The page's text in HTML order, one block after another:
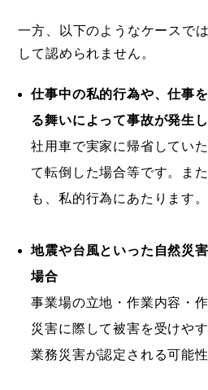
一方、以下のようなケースで
して認められません。
仕事中の私的行為や、仕事
る舞いによって事故が発生
社用車で実家に帰省してい
て転倒した場合等です。ま
も、私的行為にあたります。
地震や台風といった自然災
場合
事業場の立地・作業内容・
災害に際して被害を受けや
業務災害が認定される可能性